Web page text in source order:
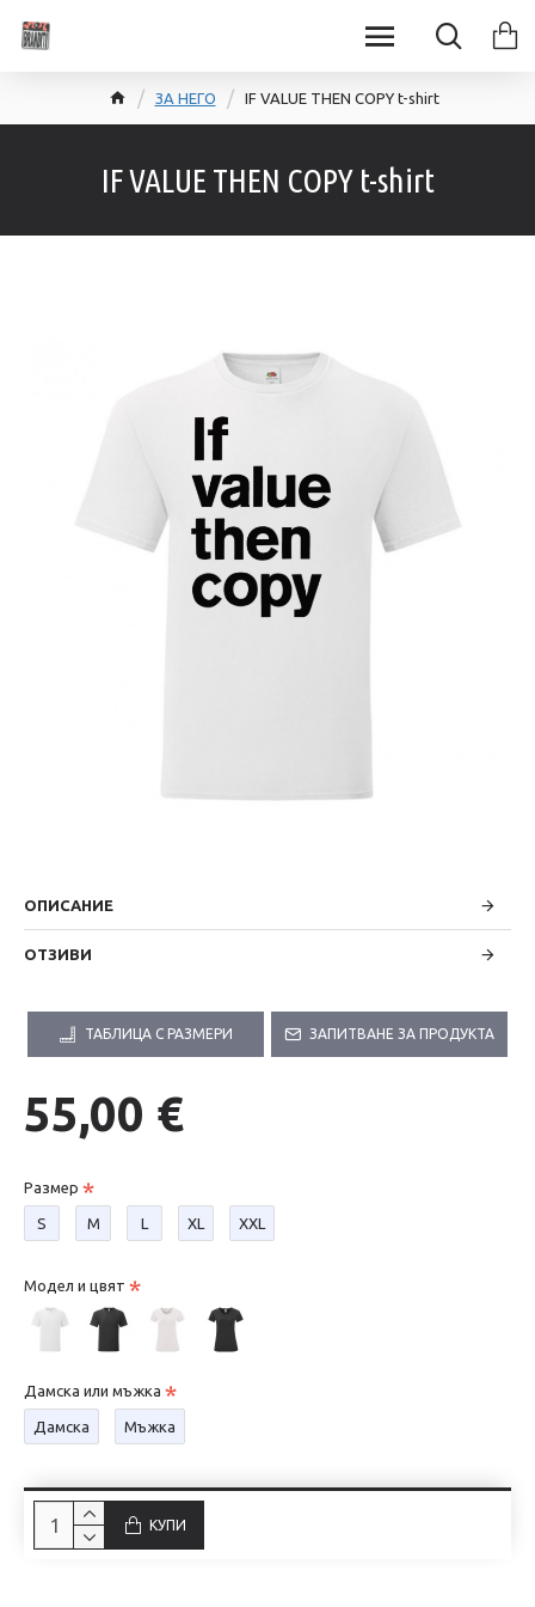
ЗА НЕГО IF VALUE THEN COPY t-shirt
IF VALUE THEN COPY t-shirt
ОПИСАНИЕ
ОТЗИВИ
ТАБЛИЦА С РАЗМЕРИ ЗАПИТВАНЕ ЗА ПРОДУКТА
55,00 €
Размер
S М L XL XXL
Модел и цвят
Дамска или мъжка
Дамска Мъжка
КУПИ